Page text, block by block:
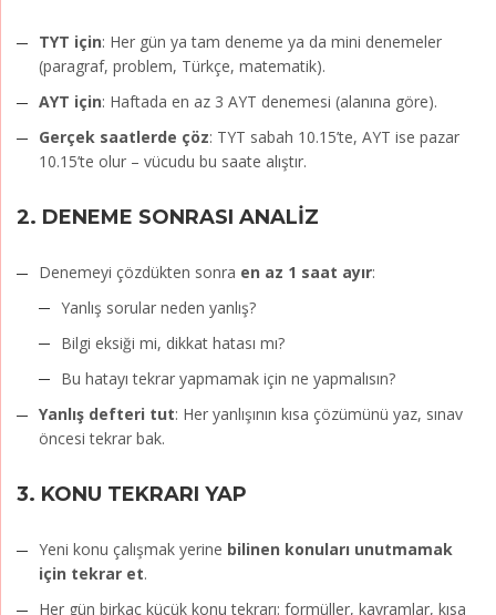
TYT için: Her gün ya tam deneme ya da mini denemeler
(paragraf, problem, Türkçe, matematik).
AYT için: Haftada en az 3 AYT denemesi (alanına göre).
Gerçek saatlerde çöz: TYT sabah 10.15’te, AYT ise pazar
10.15’te olur – vücudu bu saate alıştır.
2. DENEME SONRASI ANALİZ
Denemeyi çözdükten sonra en az 1 saat ayır:
Yanlış sorular neden yanlış?
Bilgi eksiği mi, dikkat hatası mı?
Bu hatayı tekrar yapmamak için ne yapmalısın?
Yanlış defteri tut: Her yanlışının kısa çözümünü yaz, sınav
öncesi tekrar bak.
3. KONU TEKRARI YAP
Yeni konu çalışmak yerine bilinen konuları unutmamak
için tekrar et.
Her gün birkaç küçük konu tekrarı: formüller, kavramlar, kısa